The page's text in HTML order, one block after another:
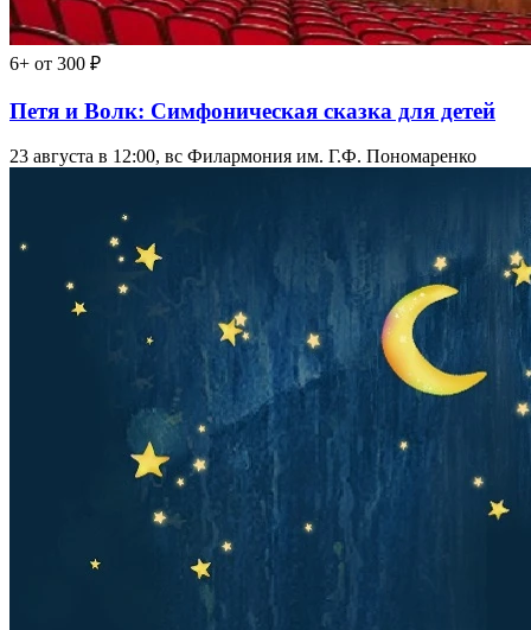
6+ от 300 ₽
Петя и Волк: Симфоническая сказка для детей
23 августа в 12:00, вс Филармония им. Г.Ф. Пономаренко